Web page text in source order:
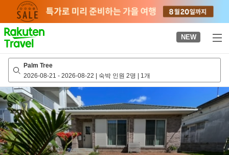
page
NEW
Palm Tree
2026-08-21 - 2026-08-22 | 숙박 인원 2명 | 1개